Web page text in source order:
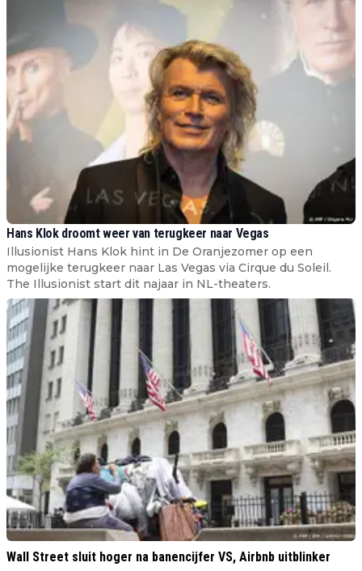
Hans Klok droomt weer van terugkeer naar Vegas
Illusionist Hans Klok hint in De Oranjezomer op een
mogelijke terugkeer naar Las Vegas via Cirque du Soleil.
The Illusionist start dit najaar in NL-theaters.
Wall Street sluit hoger na banencijfer VS, Airbnb uitblinker